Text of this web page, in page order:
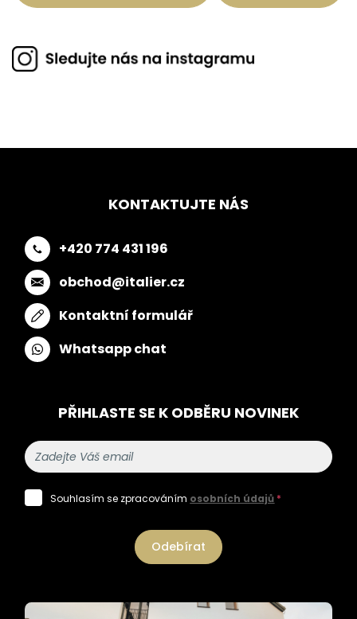
KONTAKTUJTE NÁS
+420 774 431 196
obchod@italier.cz
Kontaktní formulář
Whatsapp chat
PŘIHLASTE SE K ODBĚRU NOVINEK
Souhlasím se zpracováním osobních údajů *
Odebírat